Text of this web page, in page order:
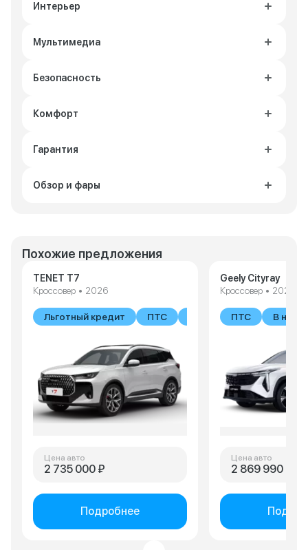
Интерьер
Мультимедиа
Безопасность
Комфорт
Гарантия
Обзор и фары
Похожие предложения
TENET T7
Кроссовер • 2026
Льготный кредит ПТС В наличии
Цена авто
2 735 000 ₽
Подробнее
Geely Cityray
Кроссовер • 2026
ПТС В
Цена авто
2 869 990 ₽